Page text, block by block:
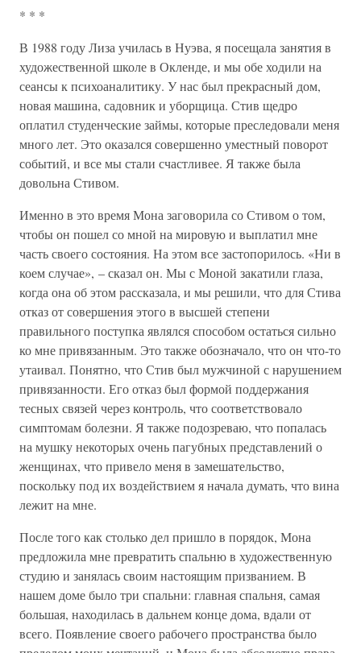
* * *
В 1988 году Лиза училась в Нуэва, я посещала занятия в
художественной школе в Окленде, и мы обе ходили на
сеансы к психоаналитику. У нас был прекрасный дом,
новая машина, садовник и уборщица. Стив щедро
оплатил студенческие займы, которые преследовали меня
много лет. Это оказался совершенно уместный поворот
событий, и все мы стали счастливее. Я также была
довольна Стивом.
Именно в это время Мона заговорила со Стивом о том,
чтобы он пошел со мной на мировую и выплатил мне
часть своего состояния. На этом все застопорилось. «Ни в
коем случае», – сказал он. Мы с Моной закатили глаза,
когда она об этом рассказала, и мы решили, что для Стива
отказ от совершения этого в высшей степени
правильного поступка являлся способом остаться сильно
ко мне привязанным. Это также обозначало, что он что-то
утаивал. Понятно, что Стив был мужчиной с нарушением
привязанности. Его отказ был формой поддержания
тесных связей через контроль, что соответствовало
симптомам болезни. Я также подозреваю, что попалась
на мушку некоторых очень пагубных представлений о
женщинах, что привело меня в замешательство,
поскольку под их воздействием я начала думать, что вина
лежит на мне.
После того как столько дел пришло в порядок, Мона
предложила мне превратить спальню в художественную
студию и занялась своим настоящим призванием. В
нашем доме было три спальни: главная спальня, самая
большая, находилась в дальнем конце дома, вдали от
всего. Появление своего рабочего пространства было